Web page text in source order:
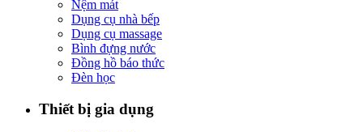
Nệm mát
Dụng cụ nhà bếp
Dụng cụ massage
Bình đựng nước
Đồng hồ báo thức
Đèn học
Thiết bị gia dụng